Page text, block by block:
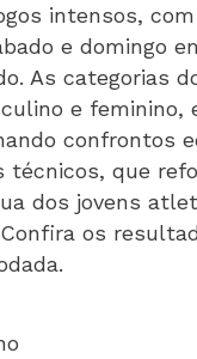
intensos,
e domingo
As categorias
e feminino,
confrontos
técnicos, que
dos jovens
os